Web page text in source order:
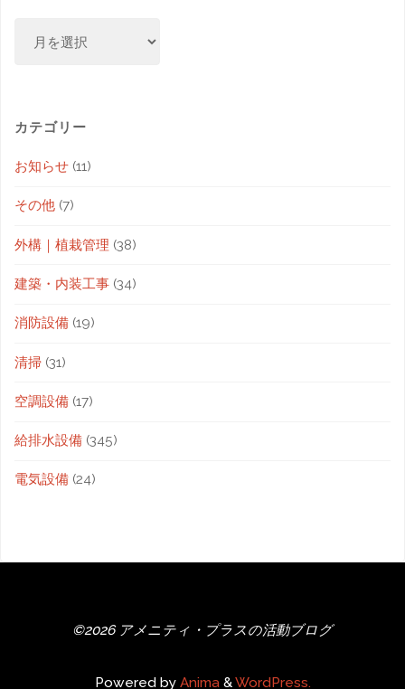
カテゴリー
お知らせ (11)
その他 (7)
外構｜植栽管理 (38)
建築・内装工事 (34)
消防設備 (19)
清掃 (31)
空調設備 (17)
給排水設備 (345)
電気設備 (24)
©2026 アメニティ・プラスの活動ブログ
Powered byAnima&WordPress.